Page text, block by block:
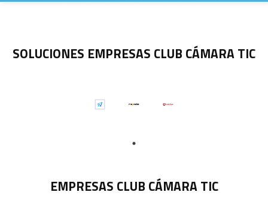
SOLUCIONES EMPRESAS CLUB CÁMARA TIC
EMPRESAS CLUB CÁMARA TIC